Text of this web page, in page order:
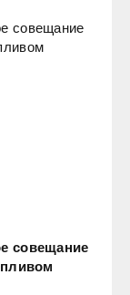
совещание